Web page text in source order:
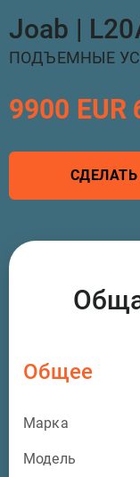
Joab |
ПОДЪЕМНЫЕ
9900
Общее
Марка
Модель